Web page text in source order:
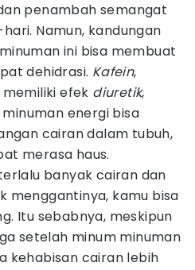
penambah semangat
Namun, kandungan
ini bisa membuat
dehidrasi. Kafein,
efek diuretik,
energi bisa
cairan dalam tubuh,
merasa haus.
banyak cairan dan
menggantinya, kamu bisa
Itu sebabnya, meskipun
setelah minum minuman
kehabisan cairan lebih